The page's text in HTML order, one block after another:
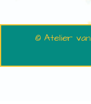
© Atelier